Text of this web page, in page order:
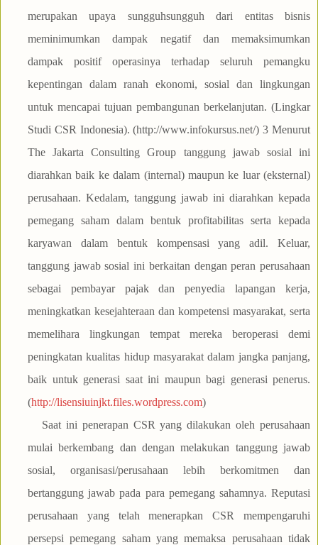
merupakan upaya sungguhsungguh dari entitas bisnis
meminimumkan dampak negatif dan memaksimumkan
dampak positif operasinya terhadap seluruh pemangku
kepentingan dalam ranah ekonomi, sosial dan lingkungan
untuk mencapai tujuan pembangunan berkelanjutan. (Lingkar
Studi CSR Indonesia). (http://www.infokursus.net/) 3 Menurut
The Jakarta Consulting Group tanggung jawab sosial ini
diarahkan baik ke dalam (internal) maupun ke luar (eksternal)
perusahaan. Kedalam, tanggung jawab ini diarahkan kepada
pemegang saham dalam bentuk profitabilitas serta kepada
karyawan dalam bentuk kompensasi yang adil. Keluar,
tanggung jawab sosial ini berkaitan dengan peran perusahaan
sebagai pembayar pajak dan penyedia lapangan kerja,
meningkatkan kesejahteraan dan kompetensi masyarakat, serta
memelihara lingkungan tempat mereka beroperasi demi
peningkatan kualitas hidup masyarakat dalam jangka panjang,
baik untuk generasi saat ini maupun bagi generasi penerus.
(http://lisensiuinjkt.files.wordpress.com)
Saat ini penerapan CSR yang dilakukan oleh perusahaan
mulai berkembang dan dengan melakukan tanggung jawab
sosial, organisasi/perusahaan lebih berkomitmen dan
bertanggung jawab pada para pemegang sahamnya. Reputasi
perusahaan yang telah menerapkan CSR mempengaruhi
persepsi pemegang saham yang memaksa perusahaan tidak